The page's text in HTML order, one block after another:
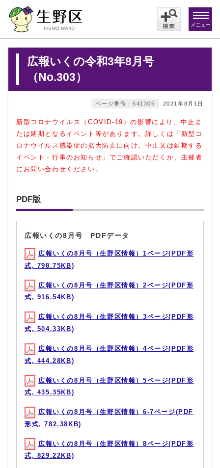
メニュー
広報いくの令和3年8月号
（No.303）
2021年8月1日
ページ番号：541305
新型コロナウイルス（COVID-19）の影響により、中止ま
たは延期となるイベント等があります。詳しくは 「新型コ
ロナウイルス感染症の拡大防止に向け、中止又は延期する
イベント・行事のお知らせ」 でご確認いただくか、主催者
にお問い合わせください。
PDF版
広報いくの8月号 PDFデータ
広報いくの8月号（生野区情報）1ページ(PDF形
式, 798.75KB)
広報いくの8月号（生野区情報）2ページ(PDF形
式, 916.54KB)
広報いくの8月号（生野区情報）3ページ(PDF形
式, 504.33KB)
広報いくの8月号（生野区情報）4ページ(PDF形
式, 444.28KB)
広報いくの8月号（生野区情報）5ページ(PDF形
式, 435.35KB)
広報いくの8月号（生野区情報）6-7ページ(PDF
形式, 782.38KB)
広報いくの8月号（生野区情報）8ページ(PDF形
式, 829.22KB)